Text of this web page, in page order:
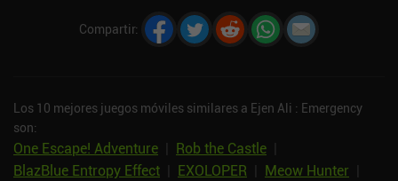
Compartir:
Los 10 mejores juegos móviles similares a Ejen Ali : Emergency
son:
One Escape! Adventure Rob the Castle
BlazBlue Entropy Effect
EXOLOPER Meow Hunter